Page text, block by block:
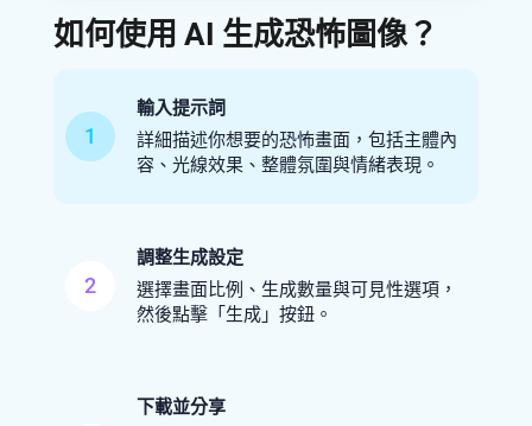
如何使用 AI 生成恐怖圖像？
1
輸入提示詞
詳細描述你想要的恐怖畫面，包括主體內
容、光線效果、整體氛圍與情緒表現。
2
調整生成設定
選擇畫面比例、生成數量與可見性選項，
然後點擊「生成」按鈕。
下載並分享